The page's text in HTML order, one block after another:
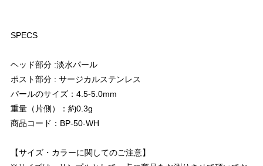
SPECS
ヘッド部分 :淡水パール
ポスト部分 : サージカルステンレス
パールのサイズ：4.5-5.0mm
重量（片側）：約0.3g
商品コード：BP-50-WH
【サイズ・カラーに関してのご注意】